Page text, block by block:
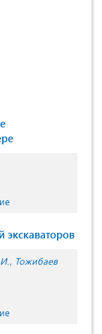
Тожибаев